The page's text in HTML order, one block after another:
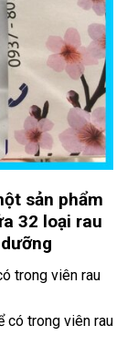
sản phẩm
32 loại rau
trong viên rau
có trong viên rau